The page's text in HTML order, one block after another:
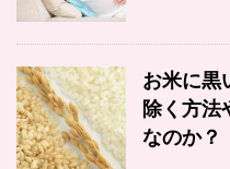
お米に黒
除く方法
なのか？